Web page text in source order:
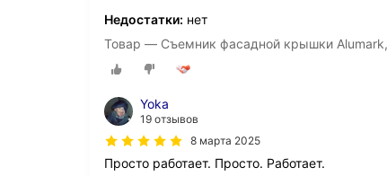
Недостатки: нет
Товар — Съемник фасадной крышки
Yoka
19 отзывов
8 марта 2025
Просто работает. Просто. Работает.